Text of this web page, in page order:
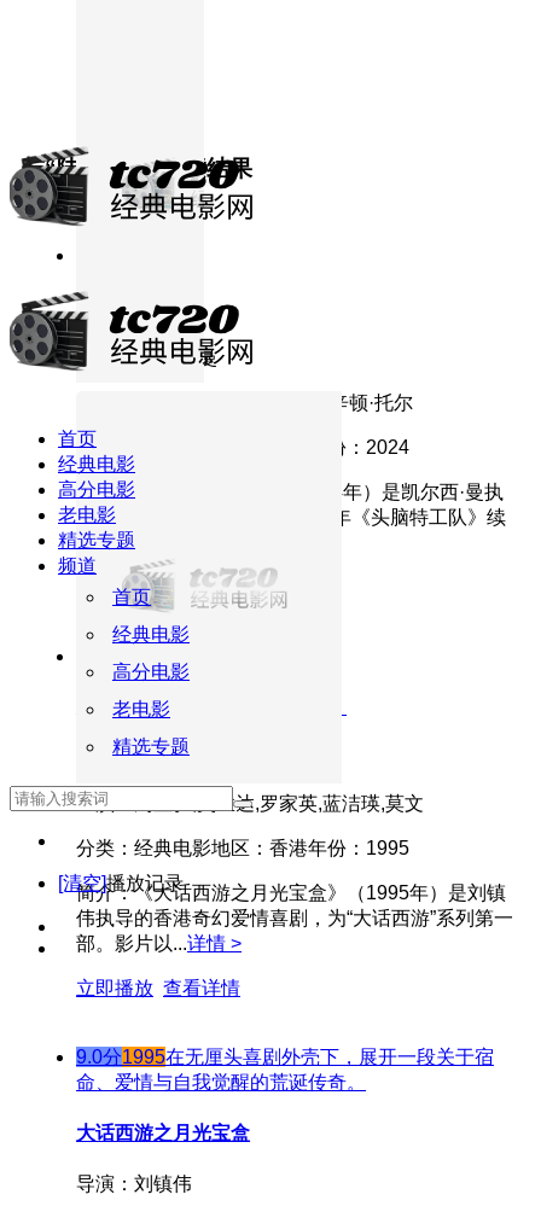
首页
经典电影
高分电影
老电影
精选专题
频道
首页
经典电影
高分电影
老电影
精选专题
[清空]播放记录
与“陆” 相关的搜索结果
头脑特工队2
导演：凯尔西·曼
艾米·波勒,玛雅·霍克,肯辛顿·托尔
分类： 年份： 2024
简介：《头脑特工队2》（2024年）是凯尔西·曼执
导的皮克斯动画电影，为2015年《头脑特工队》续
作。影片...
立即播放 查看详情
大话西游之月光宝盒（国语版）
导演：刘镇伟
主演： 周星驰,吴孟达,罗家英,蓝洁瑛,莫文
分类： 经典电影地区： 香港年份： 1995
简介：《大话西游之月光宝盒》（1995年）是刘镇
伟执导的香港奇幻爱情喜剧，为“大话西游”系列第一
部。影片以...详情 >
立即播放 查看详情
9.0分1995在无厘头喜剧外壳下，展开一段关于宿
命、爱情与自我觉醒的荒诞传奇。
大话西游之月光宝盒
导演： 刘镇伟